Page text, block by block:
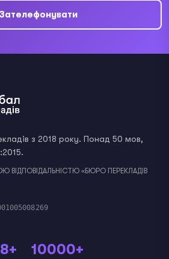
з 2018 року. Понад 50 мов,
ВІДПОВІДАЛЬНІСТЮ «БЮРО ПЕРЕКЛАДІВ
8+ 10000+